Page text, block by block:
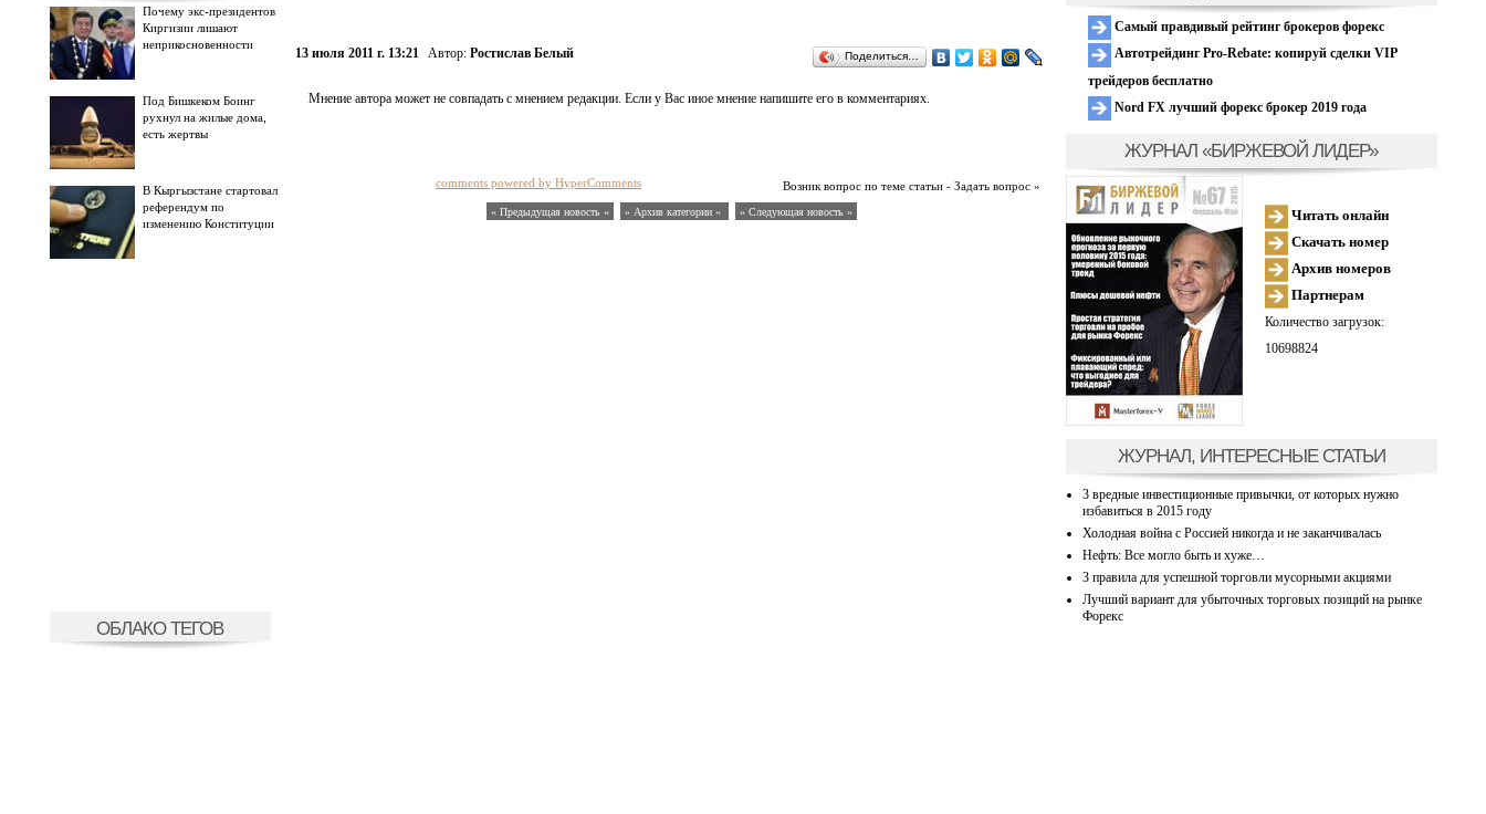
Почему экс-президентов
Киргизии лишают
неприкосновенности
Под Бишкеком Боинг
рухнул на жилые дома,
есть жертвы
В Кыргызстане стартовал
референдум по
изменению Конституции
ОБЛАКО ТЕГОВ
13 июля 2011 г. 13:21 Автор: Ростислав Белый Поделиться…
Мнение автора может не совпадать с мнением редакции. Если у Вас иное мнение напишите его в комментариях.
Возник вопрос по теме статьи - Задать вопрос »
comments powered by HyperComments
« Предыдущая новость « » Архив категории « » Следующая новость »
Самый правдивый рейтинг брокеров форекс
Автотрейдинг Pro-Rebate: копируй сделки VIP
трейдеров бесплатно
Nord FX лучший форекс брокер 2019 года
ЖУРНАЛ «БИРЖЕВОЙ ЛИДЕР»
Читать онлайн
Скачать номер
Архив номеров
Партнерам
Количество загрузок:
10698824
ЖУРНАЛ, ИНТЕРЕСНЫЕ СТАТЬИ
3 вредные инвестиционные привычки, от которых нужно
избавиться в 2015 году
Холодная война с Россией никогда и не заканчивалась
Нефть: Все могло быть и хуже…
3 правила для успешной торговли мусорными акциями
Лучший вариант для убыточных торговых позиций на рынке
Форекс